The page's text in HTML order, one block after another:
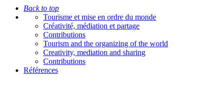
Back to top
Tourisme et mise en ordre du monde
Créativité, médiation et partage
Contributions
Tourism and the organizing of the world
Creativity, mediation and sharing
Contributions
Références